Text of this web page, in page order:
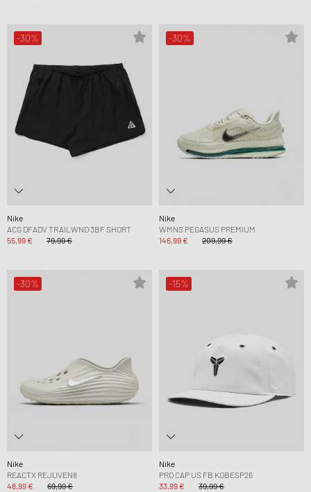
-30%
Nike
ACG DFADV TRAILWND 3BF SHORT
55,99 €
79,99 €
-30%
Nike
WMNS PEGASUS PREMIUM
146,99 €
209,99 €
-30%
Nike
REACTX REJUVEN8
48,99 €
69,99 €
-15%
Nike
PRO CAP US FB KOBESP26
33,99 €
39,99 €